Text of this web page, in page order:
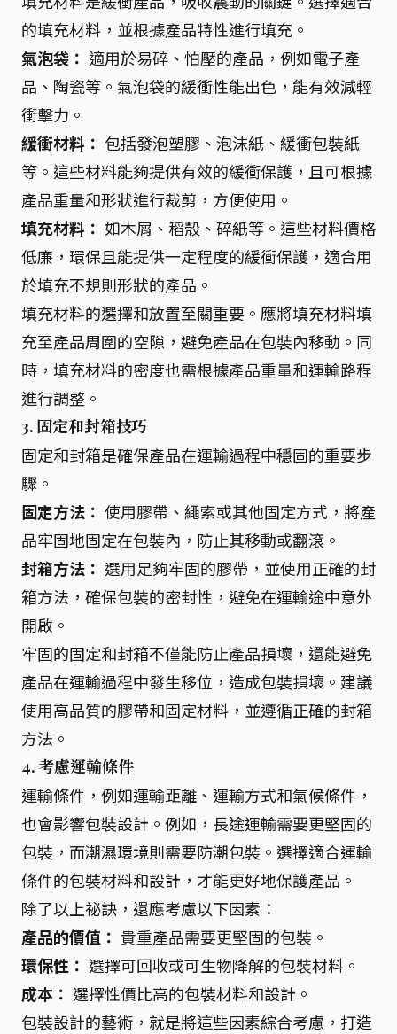
的填充材料，並根據產品特性進行填充。
氣泡袋： 適用於易碎、怕壓的產品，例如電子產
品、陶瓷等。氣泡袋的緩衝性能出色，能有效減輕
衝擊力。
緩衝材料： 包括發泡塑膠、泡沫紙、緩衝包裝紙
等。這些材料能夠提供有效的緩衝保護，且可根據
產品重量和形狀進行裁剪，方便使用。
填充材料： 如木屑、稻殼、碎紙等。這些材料價格
低廉，環保且能提供一定程度的緩衝保護，適合用
於填充不規則形狀的產品。
填充材料的選擇和放置至關重要。應將填充材料填
充至產品周圍的空隙，避免產品在包裝內移動。同
時，填充材料的密度也需根據產品重量和運輸路程
進行調整。
3. 固定和封箱技巧
固定和封箱是確保產品在運輸過程中穩固的重要步
驟。
固定方法： 使用膠帶、繩索或其他固定方式，將產
品牢固地固定在包裝內，防止其移動或翻滾。
封箱方法： 選用足夠牢固的膠帶，並使用正確的封
箱方法，確保包裝的密封性，避免在運輸途中意外
開啟。
牢固的固定和封箱不僅能防止產品損壞，還能避免
產品在運輸過程中發生移位，造成包裝損壞。建議
使用高品質的膠帶和固定材料，並遵循正確的封箱
方法。
4. 考慮運輸條件
運輸條件，例如運輸距離、運輸方式和氣候條件，
也會影響包裝設計。例如，長途運輸需要更堅固的
包裝，而潮濕環境則需要防潮包裝。選擇適合運輸
條件的包裝材料和設計，才能更好地保護產品。
除了以上祕訣，還應考慮以下因素：
產品的價值： 貴重產品需要更堅固的包裝。
環保性： 選擇可回收或可生物降解的包裝材料。
成本： 選擇性價比高的包裝材料和設計。
包裝設計的藝術，就是將這些因素綜合考慮，打造